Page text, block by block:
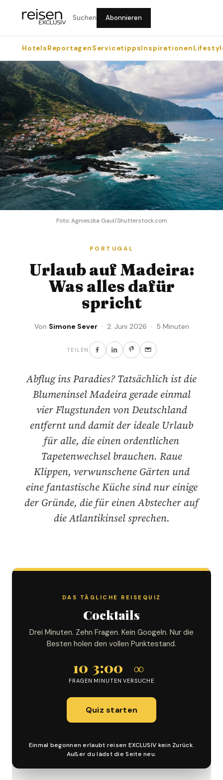
Suchen Abonnieren
HotelsReportagenServicetippsInspirationen
Foto: Agnieszka Gaul/Shutterstock.com
PORTUGAL
Urlaub auf Madeira:
Was alles dafür
spricht
Von Simone Sever· 2. Juni 2026 · 5 Minuten
TEILEN
Abflug ins Paradies? Tatsächlich ist die
Blumeninsel Madeira gerade einmal
vier Flugstunden von Deutschland
entfernt und damit der ideale Urlaub
für alle, die einen ordentlichen
Tapetenwechsel brauchen. Raue
Klippen, verwunschene Gärten und
eine fantastische Küche sind nur einige
der Gründe, die für einen Abstecher auf
die Atlantikinsel sprechen.